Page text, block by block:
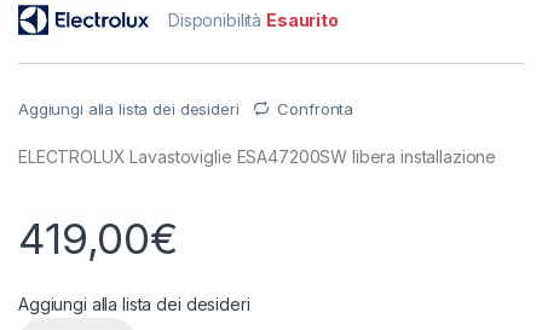
Disponibilità Esaurito
Aggiungi alla lista dei desideri Confronta
ELECTROLUX Lavastoviglie ESA47200SW libera installazione
419,00€
Aggiungi alla lista dei desideri